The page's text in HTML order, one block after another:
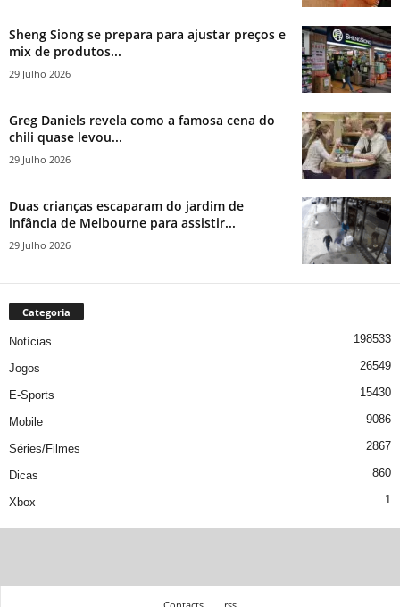
Sheng Siong se prepara para ajustar preços e
mix de produtos...
29 Julho 2026
Greg Daniels revela como a famosa cena do
chili quase levou...
29 Julho 2026
Duas crianças escaparam do jardim de
infância de Melbourne para assistir...
29 Julho 2026
Categoria
Notícias 198533
Jogos 26549
E-Sports 15430
Mobile 9086
Séries/Filmes 2867
Dicas 860
Xbox 1